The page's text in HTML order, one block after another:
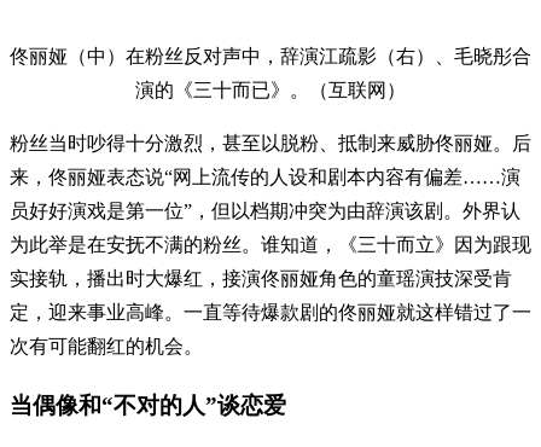
佟丽娅（中）在粉丝反对声中，辞演江疏影（右）、毛晓彤合
演的《三十而已》。（互联网）
粉丝当时吵得十分激烈，甚至以脱粉、抵制来威胁佟丽娅。后
来，佟丽娅表态说“网上流传的人设和剧本内容有偏差……演
员好好演戏是第一位”，但以档期冲突为由辞演该剧。外界认
为此举是在安抚不满的粉丝。谁知道，《三十而立》因为跟现
实接轨，播出时大爆红，接演佟丽娅角色的童瑶演技深受肯
定，迎来事业高峰。一直等待爆款剧的佟丽娅就这样错过了一
次有可能翻红的机会。
当偶像和“不对的人”谈恋爱